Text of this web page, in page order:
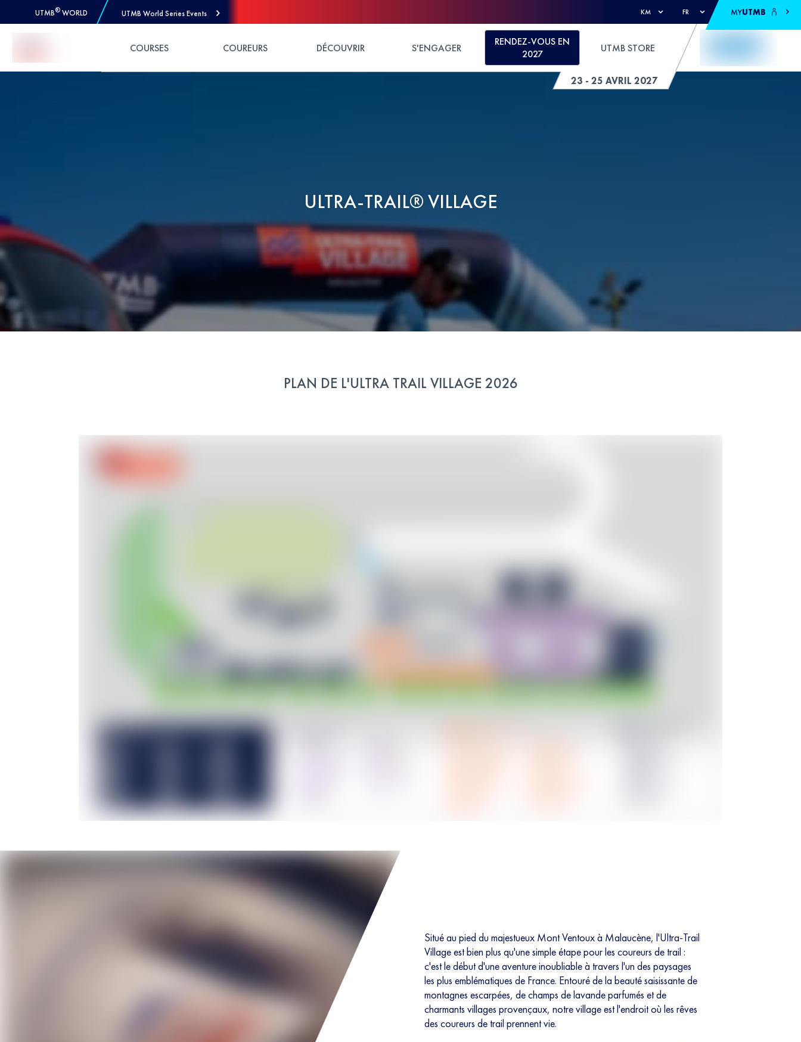
UTMB® WORLD UTMB World Series Events KM FR MYUTMB
23 - 25 AVRIL 2027
COURSES COUREURS DÉCOUVRIR S'ENGAGER
RENDEZ-VOUS EN
2027
UTMB STORE
ULTRA-TRAIL® VILLAGE
PLAN DE L'ULTRA TRAIL VILLAGE 2026
Situé au pied du majestueux Mont Ventoux à Malaucène, l'Ultra-Trail
Village est bien plus qu'une simple étape pour les coureurs de trail :
c'est le début d'une aventure inoubliable à travers l'un des paysages
les plus emblématiques de France. Entouré de la beauté saisissante de
montagnes escarpées, de champs de lavande parfumés et de
charmants villages provençaux, notre village est l'endroit où les rêves
des coureurs de trail prennent vie.